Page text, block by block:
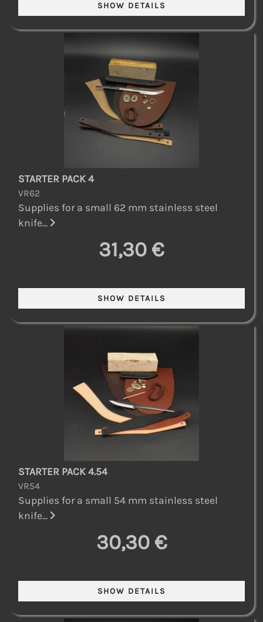
STARTER PACK 4
VR62
Supplies for a small 62 mm stainless steel
knife...
31,30 €
STARTER PACK 4.54
VR54
Supplies for a small 54 mm stainless steel
knife...
30,30 €